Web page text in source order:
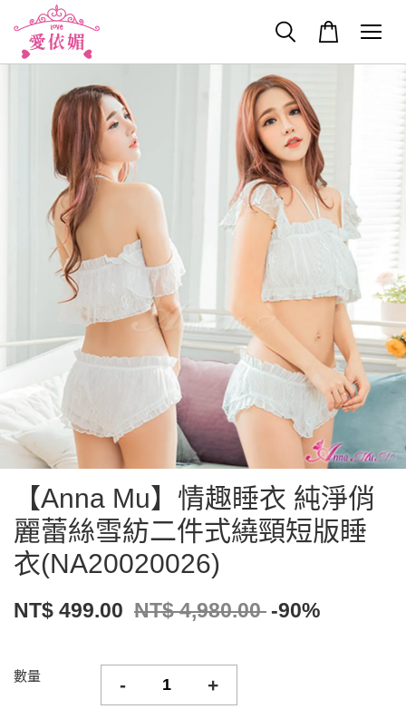
【Anna Mu】情趣睡衣 純淨俏
麗蕾絲雪紡二件式繞頸短版睡
衣(NA20020026)
NT$ 499.00 NT$ 4,980.00 -90%
數量 - +